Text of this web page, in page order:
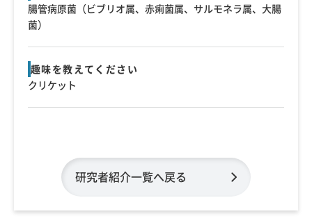
腸管病原菌（ビブリオ属、赤痢菌属、サルモネラ属、大腸
菌）
趣味を教えてください
クリケット
研究者紹介一覧へ戻る